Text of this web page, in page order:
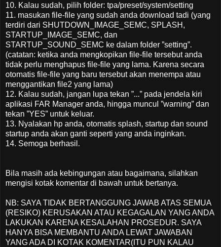
10. Kalau sudah, pilih folder: tpa/preset/system/setting
11. masukan file-file yang sudah anda download tadi (yang
terdiri dari SHUTDOWN_IMAGE_SEMC, SPLASH,
STARTUP_IMAGE_SEMC, dan
STARTUP_SOUND_SEMC ke dalam folder ”setting”.
(catatan: ketika anda mengkopikan file-file tersebut anda
tidak perlu menghapus file-file yang lama. Karena secara
otomatis file-file yang baru tersebut akan menempa atau
menggantikan file2 yang lama)
12. Kalau sudah, jangan lupa tekan ”...” pada jendela kiri
aplikasi FAR Manager anda, hingga muncul ”warning” dan
tekan ”YES” untuk keluar.
13. Nyalakan hp anda, otomatis splash, startup dan sound
startup anda akan ganti seperti yang anda inginkan.
14. Semoga berhasil.
Bila masih ada kebingungan atau bagaimana, silahkan
mengisi kotak komentar di bawah untuk bertanya.
NB: SAYA TIDAK BERTANGGUNG JAWAB ATAS SEMUA
(RESIKO) KERUSAKAN ATAU KEGAGALAN YANG ANDA
LAKUKAN KARENA KESALAHAN PROSEDUR. SAYA
HANYA BISA MEMBANTU ANDA LEWAT JAWABAN
YANG ADA DI KOTAK KOMENTAR(ITU PUN KALAU